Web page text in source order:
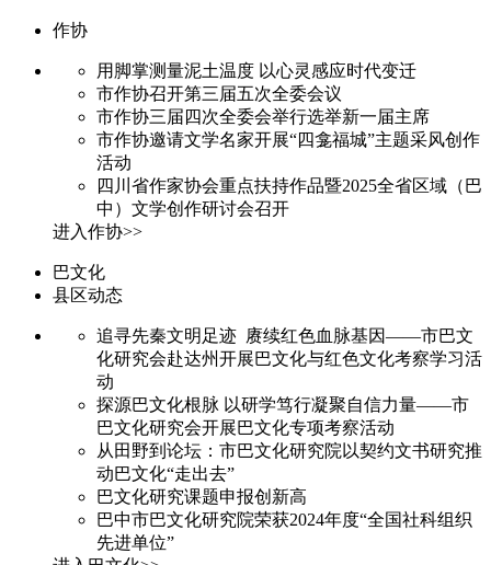
作协
用脚掌测量泥土温度 以心灵感应时代变迁
市作协召开第三届五次全委会议
市作协三届四次全委会举行选举新一届主席
市作协邀请文学名家开展“四龛福城”主题采风创作
活动
四川省作家协会重点扶持作品暨2025全省区域（巴
中）文学创作研讨会召开
进入作协>>
巴文化
县区动态
追寻先秦文明足迹 赓续红色血脉基因——市巴文
化研究会赴达州开展巴文化与红色文化考察学习活
动
探源巴文化根脉 以研学笃行凝聚自信力量——市
巴文化研究会开展巴文化专项考察活动
从田野到论坛：市巴文化研究院以契约文书研究推
动巴文化“走出去”
巴文化研究课题申报创新高
巴中市巴文化研究院荣获2024年度“全国社科组织
先进单位”